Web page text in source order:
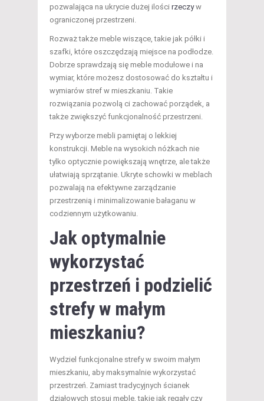
pozwalająca na ukrycie dużej ilości rzeczyw
ograniczonej przestrzeni.
Rozważ także meble wiszące, takie jak półki i
szafki, które oszczędzają miejsce na podłodze.
Dobrze sprawdzają się meble modułowe i na
wymiar, które możesz dostosować do kształtu i
wymiarów stref w mieszkaniu. Takie
rozwiązania pozwolą ci zachować porządek, a
także zwiększyć funkcjonalność przestrzeni.
Przy wyborze mebli pamiętaj o lekkiej
konstrukcji. Meble na wysokich nóżkach nie
tylko optycznie powiększają wnętrze, ale także
ułatwiają sprzątanie. Ukryte schowki w meblach
pozwalają na efektywne zarządzanie
przestrzenią i minimalizowanie bałaganu w
codziennym użytkowaniu.
Jak optymalnie
wykorzystać
przestrzeń i podzielić
strefy w małym
mieszkaniu?
Wydziel funkcjonalne strefy w swoim małym
mieszkaniu, aby maksymalnie wykorzystać
przestrzeń. Zamiast tradycyjnych ścianek
działowych stosuj meble, takie jak regały czy